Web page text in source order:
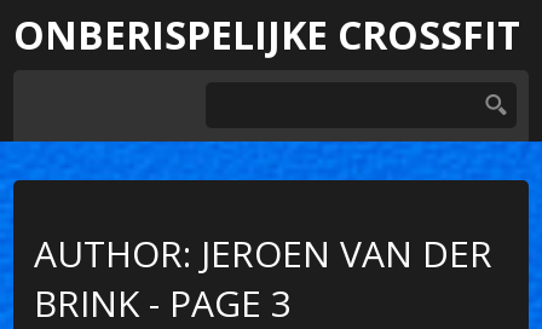
ONBERISPELIJKE CROSSFIT
AUTHOR: JEROEN VAN DER
BRINK - PAGE 3